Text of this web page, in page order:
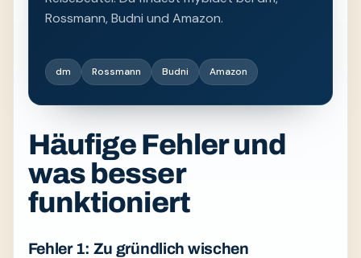
Rossmann, Budni und Amazon.
dm Rossmann Budni Amazon
Häufige Fehler und
was besser
funktioniert
Fehler 1: Zu gründlich wischen